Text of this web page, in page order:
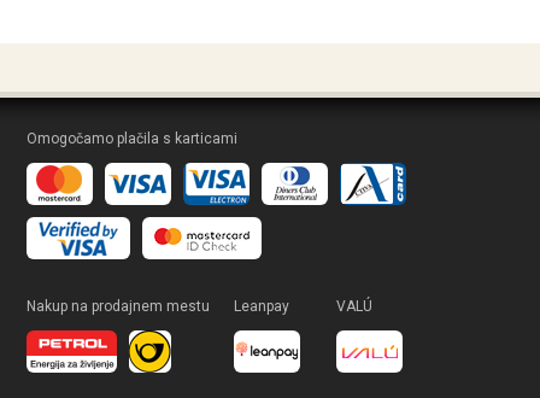
Omogočamo plačila s karticami
Nakup na prodajnem mestu Leanpay VALÚ